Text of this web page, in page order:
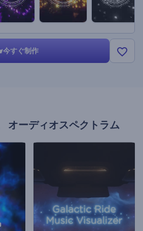
今すぐ制作
オーディオスペクトラム